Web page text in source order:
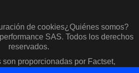
de cookies¿Quiénes somos?
SAS. Todos los derechos
reservados.
son proporcionadas por Factset,